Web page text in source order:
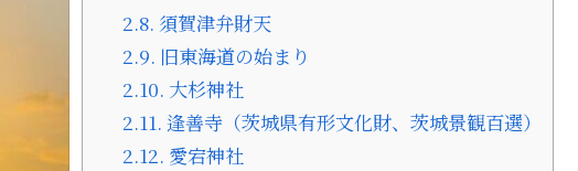
2.8. 須賀津弁財天
2.9. 旧東海道の始まり
2.10. 大杉神社
2.11. 逢善寺（茨城県有形文化財、茨城景観百選）
2.12. 愛宕神社